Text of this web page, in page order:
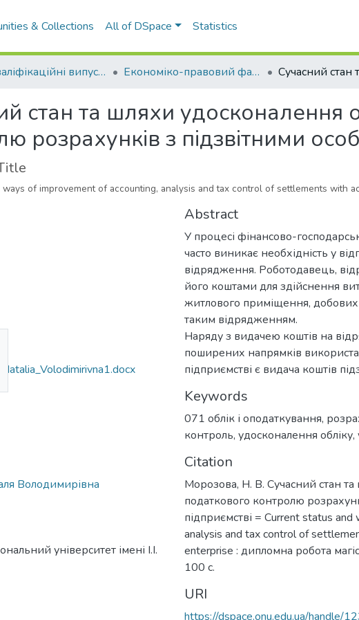
& Collections All of DSpace Statistics
01. Кваліфікаційні випускні роботи здобувачів вищої освіти Економіко-правовий факультет
стан та шляхи удосконалення
розрахунків з підзвітними
ways of improvement of accounting, analysis and tax control of settlements with
Володимирівна
університет імені І.І.
Abstract
У процесі фінансово-
часто виникає необхідність у
відрядження. Роботодавець,
його коштами для здійснення
житлового приміщення, добових
таким відрядженням.
Наряду з видачею коштів на
поширених напрямків
підприємстві є видача коштів
Keywords
071 облік і оподаткування,
контроль, удосконалення обліку,
Citation
Морозова, Н. В. Сучасний стан та
податкового контролю
підприємстві = Current status
analysis and tax control of
enterprise : дипломна робота
100 с.
URI
https://dspace.onu.edu.ua/handle/